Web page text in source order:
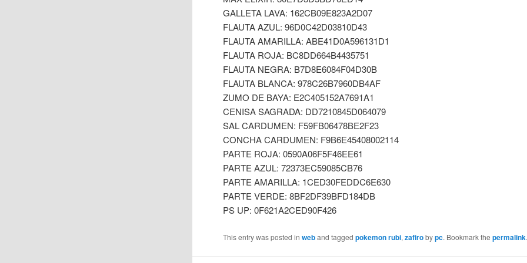
GALLETA LAVA: 162CB09E823A2D07
FLAUTA AZUL: 96D0C42D03810D43
FLAUTA AMARILLA: ABE41D0A596131D1
FLAUTA ROJA: BC8DD664B4435751
FLAUTA NEGRA: B7D8E6084F04D30B
FLAUTA BLANCA: 978C26B7960DB4AF
ZUMO DE BAYA: E2C405152A7691A1
CENISA SAGRADA: DD7210845D064079
SAL CARDUMEN: F59FB06478BE2F23
CONCHA CARDUMEN: F9B6E45408002114
PARTE ROJA: 0590A06F5F46EE61
PARTE AZUL: 72373EC59085CB76
PARTE AMARILLA: 1CED30FEDDC6E630
PARTE VERDE: 8BF2DF39BFD184DB
PS UP: 0F621A2CED90F426
This entry was posted inweband taggedpokemon rubi,zafirobypc. Bookmark thepermalink